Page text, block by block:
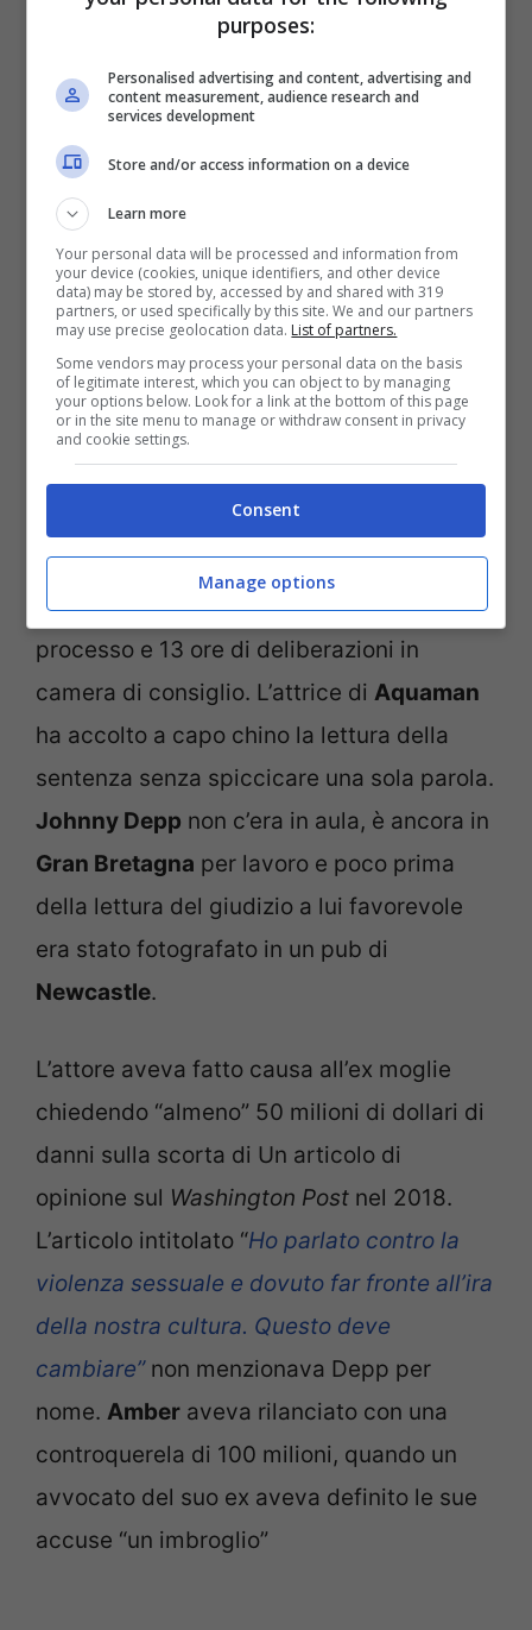
Depp dovrà risarcire la
moglie di 2 milioni di
dollari
L’attore americano Johnny Depp (foto Ansa)
Questo il verdetto raggiunto dai sette
membri della giuria, dopo sei settimane di
processo e 13 ore di deliberazioni in
camera di consiglio. L’attrice di Aquaman
ha accolto a capo chino la lettura della
sentenza senza spiccicare una sola parola.
Johnny Depp non c’era in aula, è ancora in
Gran Bretagna per lavoro e poco prima
della lettura del giudizio a lui favorevole
era stato fotografato in un pub di
Newcastle.
L’attore aveva fatto causa all’ex moglie
chiedendo “almeno” 50 milioni di dollari di
danni sulla scorta di Un articolo di
opinione sul Washington Post nel 2018.
L’articolo intitolato “Ho parlato contro la
violenza sessuale e dovuto far fronte all’ira
della nostra cultura. Questo deve
cambiare”non menzionava Depp per
nome. Amber aveva rilanciato con una
controquerela di 100 milioni, quando un
avvocato del suo ex aveva definito le sue
accuse “un imbroglio”
purposes:
Personalised advertising and content, advertising and
content measurement, audience research and
services development
Store and/or access information on a device
Learn more
Your personal data will be processed and information from
your device (cookies, unique identifiers, and other device
data) may be stored by, accessed by and shared with 319
partners, or used specifically by this site. We and our partners
may use precise geolocation data. List of partners.
Some vendors may process your personal data on the basis
of legitimate interest, which you can object to by managing
your options below. Look for a link at the bottom of this page
or in the site menu to manage or withdraw consent in privacy
and cookie settings.
Consent
Manage options